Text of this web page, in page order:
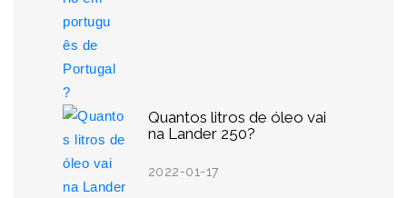
Quantos litros de óleo vai
na Lander 250?
2022-01-17